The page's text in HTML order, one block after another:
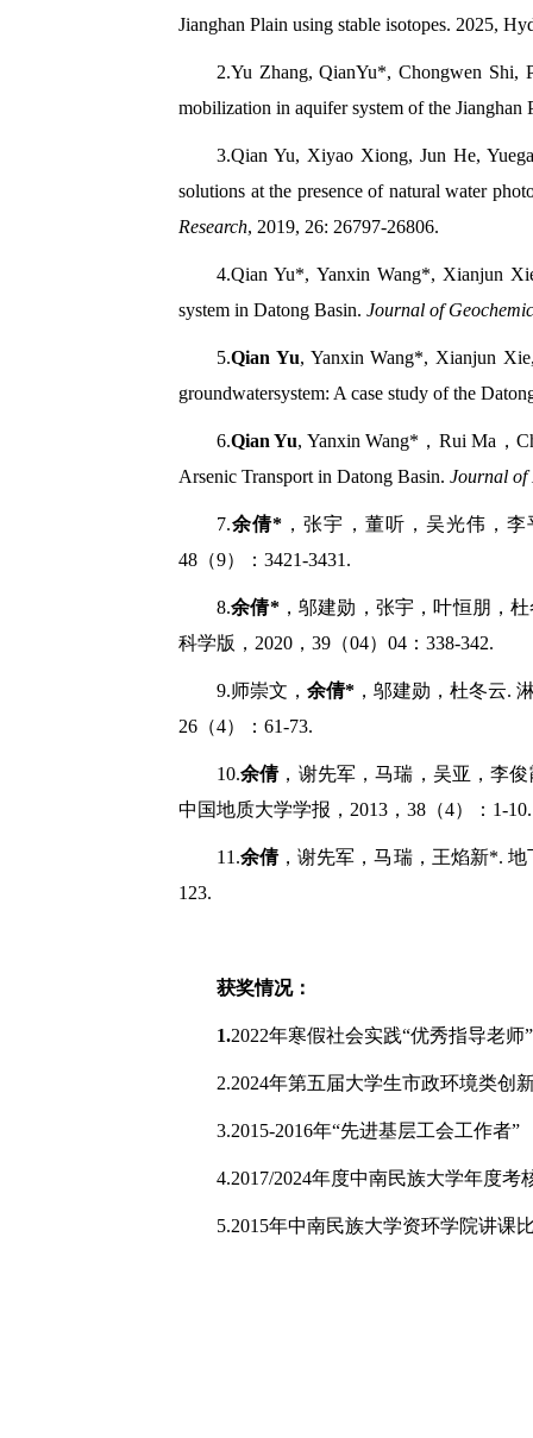
Jianghan Plain using stable isotopes. 2025,
2.Yu Zhang,QianYu*, Chongwen Shi,
mobilization in aquifer system of the
3.Qian Yu, Xiyao Xiong, Jun He,
solutions at the presence of natural water
Research, 2019, 26: 26797-26806.
4.Qian Yu*, Yanxin Wang*, Xianjun
system in Datong Basin. Journal of
5.Qian Yu, Yanxin Wang*, Xianjun
groundwatersystem: A case study of the
6.Qian Yu, Yanxin Wang* ， Rui Ma ，
Arsenic Transport in Datong Basin. Journal of
7.余倩* ，张宇，董听，吴光伟，李
48 （9）： 3421-3431.
8.余倩*，邬建勋，张宇，叶恒朋，
科学版， 2020 ， 39 （04） 04 ： 338-342.
9.师崇文， 余倩* ，邬建勋，杜冬云.
26 （4）： 61-73.
10.余倩，谢先军，马瑞，吴亚，李
中国地质大学学报， 2013 ， 38 （4）： 1-10.
11.余倩，谢先军，马瑞，王焰新*. 地
123.
获奖情况：
1.2022年寒假社会实践“优秀指导老师”
2.2024年第五届大学生市政环境类创
3.2015-2016年“先进基层工会工作者”
4.2017/2024年度中南民族大学年度考
5.2015年中南民族大学资环学院讲课